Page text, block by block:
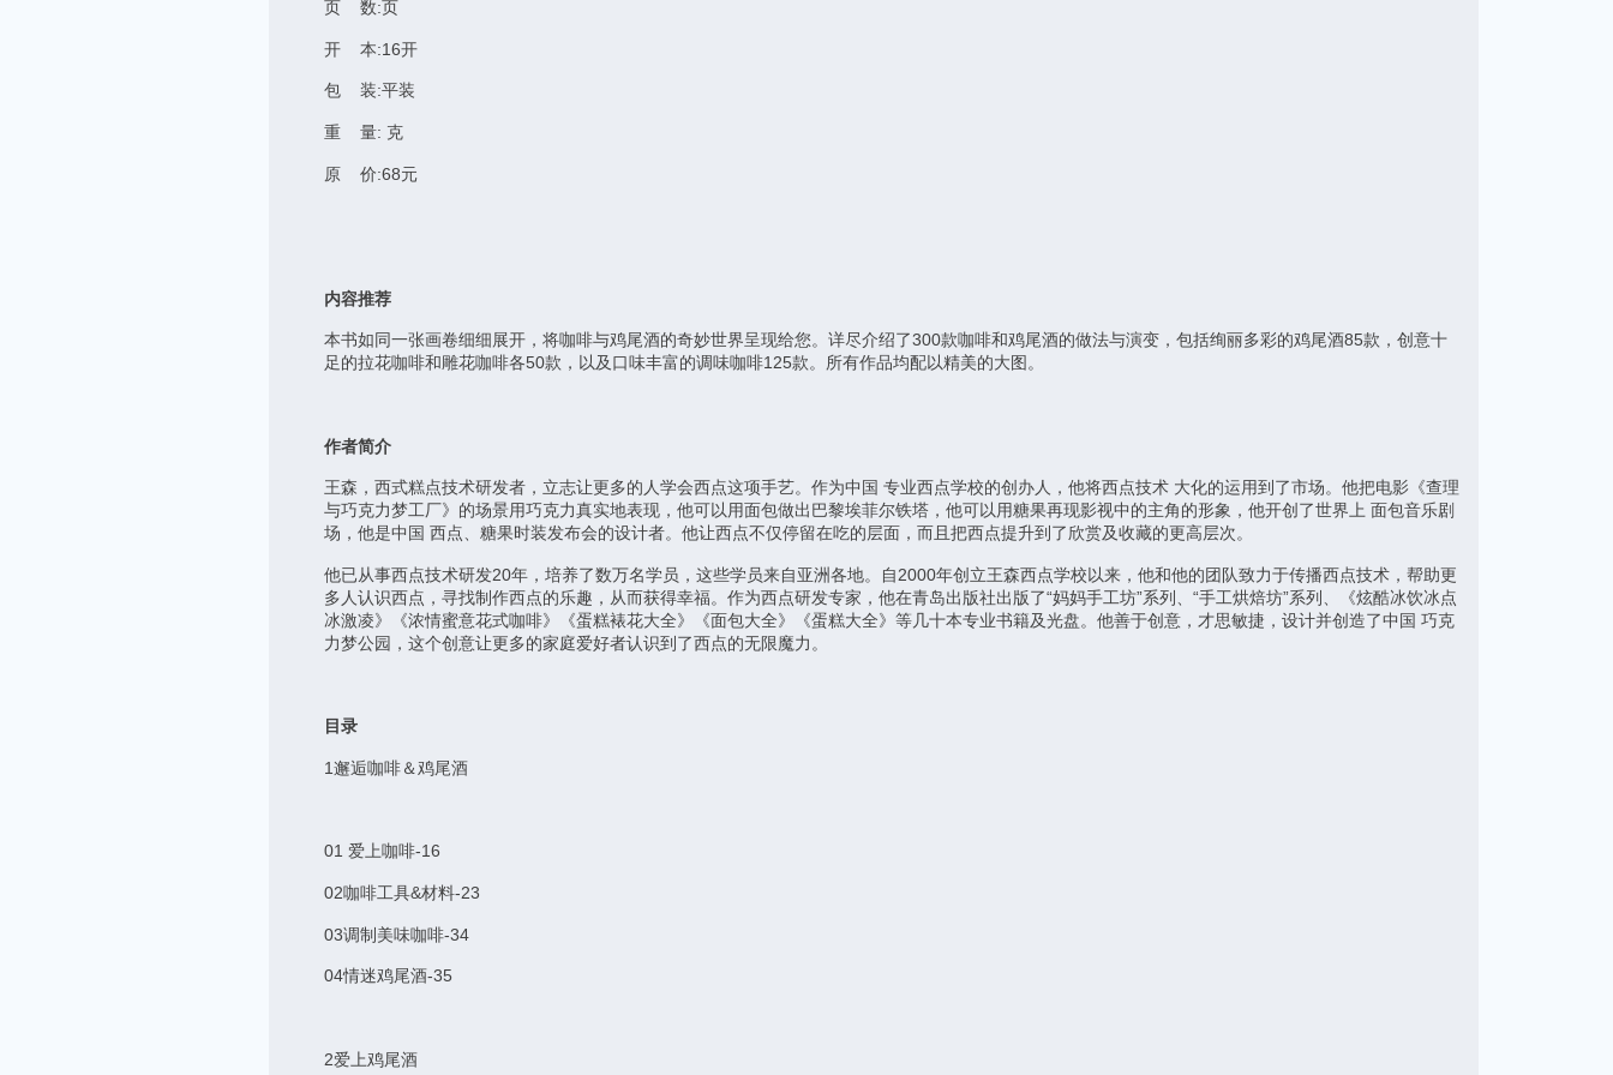
页 数:页
开 本:16开
包 装:平装
重 量: 克
原 价:68元
内容推荐
本书如同一张画卷细细展开，将咖啡与鸡尾酒的奇妙世界呈现给您。详尽介绍了300款咖啡和鸡尾酒的做法与演变，包括绚丽多彩的鸡尾酒85款，创意十
足的拉花咖啡和雕花咖啡各50款，以及口味丰富的调味咖啡125款。所有作品均配以精美的大图。
作者简介
王森，西式糕点技术研发者，立志让更多的人学会西点这项手艺。作为中国 专业西点学校的创办人，他将西点技术 大化的运用到了市场。他把电影《查理
与巧克力梦工厂》的场景用巧克力真实地表现，他可以用面包做出巴黎埃菲尔铁塔，他可以用糖果再现影视中的主角的形象，他开创了世界上 面包音乐剧
场，他是中国 西点、糖果时装发布会的设计者。他让西点不仅停留在吃的层面，而且把西点提升到了欣赏及收藏的更高层次。
他已从事西点技术研发20年，培养了数万名学员，这些学员来自亚洲各地。自2000年创立王森西点学校以来，他和他的团队致力于传播西点技术，帮助更
多人认识西点，寻找制作西点的乐趣，从而获得幸福。作为西点研发专家，他在青岛出版社出版了“妈妈手工坊”系列、“手工烘焙坊”系列、《炫酷冰饮冰点
冰激凌》《浓情蜜意花式咖啡》《蛋糕裱花大全》《面包大全》《蛋糕大全》等几十本专业书籍及光盘。他善于创意，才思敏捷，设计并创造了中国 巧克
力梦公园，这个创意让更多的家庭爱好者认识到了西点的无限魔力。
目录
1邂逅咖啡＆鸡尾酒
01 爱上咖啡-16
02咖啡工具&材料-23
03调制美味咖啡-34
04情迷鸡尾酒-35
2爱上鸡尾酒